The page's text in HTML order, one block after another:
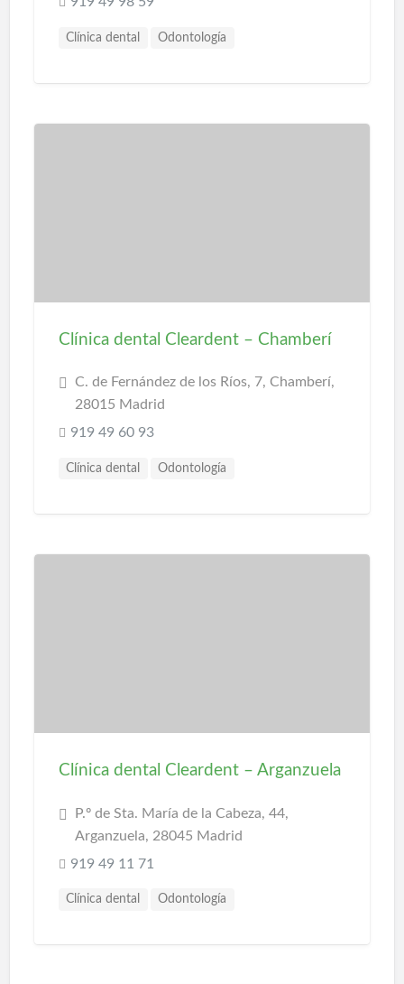
Clínica dental Odontología
Clínica dental Cleardent – Chamberí
C. de Fernández de los Ríos, 7, Chamberí,
28015 Madrid
919 49 60 93
Clínica dental Odontología
Clínica dental Cleardent – Arganzuela
P.º de Sta. María de la Cabeza, 44,
Arganzuela, 28045 Madrid
919 49 11 71
Clínica dental Odontología